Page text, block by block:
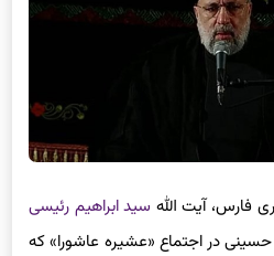
فارس، آیت الله سید ابراهیم رئیسی
در اجتماع «عشیره عاشورا» که